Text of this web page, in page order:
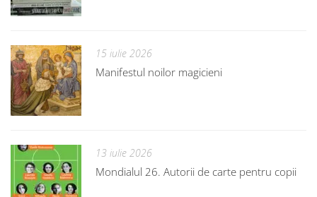
15 iulie 2026
Manifestul noilor magicieni
13 iulie 2026
Mondialul 26. Autorii de carte pentru copii